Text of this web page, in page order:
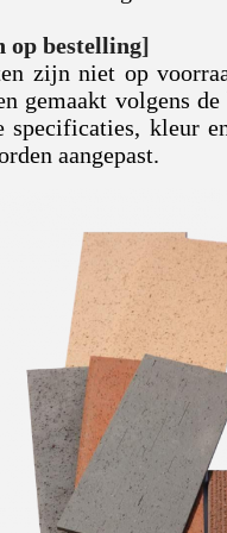
op bestelling]
zijn niet op
gemaakt volgens
specificaties, kleur
aangepast.